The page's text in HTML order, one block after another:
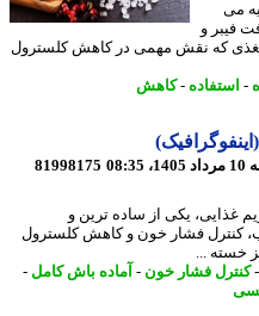
و
که نقش مهمی در کاهش کلسترول
-کاهش
81998175
یکی از ساده ترین و
فشار خون و کاهش کلسترول
فشار خون-آماده باش کامل-